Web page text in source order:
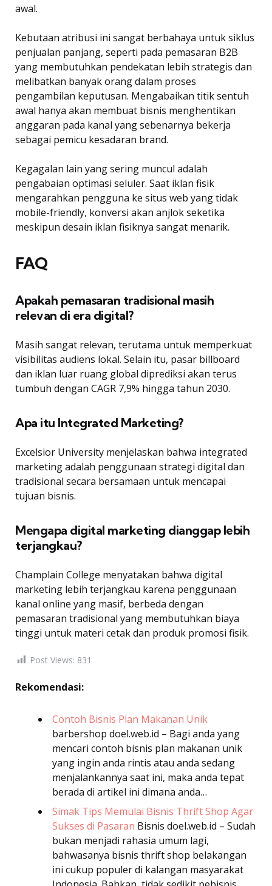
awal.
Kebutaan atribusi ini sangat berbahaya untuk siklus
penjualan panjang, seperti pada pemasaran B2B
yang membutuhkan pendekatan lebih strategis dan
melibatkan banyak orang dalam proses
pengambilan keputusan. Mengabaikan titik sentuh
awal hanya akan membuat bisnis menghentikan
anggaran pada kanal yang sebenarnya bekerja
sebagai pemicu kesadaran brand.
Kegagalan lain yang sering muncul adalah
pengabaian optimasi seluler. Saat iklan fisik
mengarahkan pengguna ke situs web yang tidak
mobile-friendly, konversi akan anjlok seketika
meskipun desain iklan fisiknya sangat menarik.
FAQ
Apakah pemasaran tradisional masih
relevan di era digital?
Masih sangat relevan, terutama untuk memperkuat
visibilitas audiens lokal. Selain itu, pasar billboard
dan iklan luar ruang global diprediksi akan terus
tumbuh dengan CAGR 7,9% hingga tahun 2030.
Apa itu Integrated Marketing?
Excelsior University menjelaskan bahwa integrated
marketing adalah penggunaan strategi digital dan
tradisional secara bersamaan untuk mencapai
tujuan bisnis.
Mengapa digital marketing dianggap lebih
terjangkau?
Champlain College menyatakan bahwa digital
marketing lebih terjangkau karena penggunaan
kanal online yang masif, berbeda dengan
pemasaran tradisional yang membutuhkan biaya
tinggi untuk materi cetak dan produk promosi fisik.
Post Views: 831
Rekomendasi:
Contoh Bisnis Plan Makanan Unik
barbershop doel.web.id – Bagi anda yang
mencari contoh bisnis plan makanan unik
yang ingin anda rintis atau anda sedang
menjalankannya saat ini, maka anda tepat
berada di artikel ini dimana anda…
Simak Tips Memulai Bisnis Thrift Shop Agar
Sukses di Pasaran Bisnis doel.web.id – Sudah
bukan menjadi rahasia umum lagi,
bahwasanya bisnis thrift shop belakangan
ini cukup populer di kalangan masyarakat